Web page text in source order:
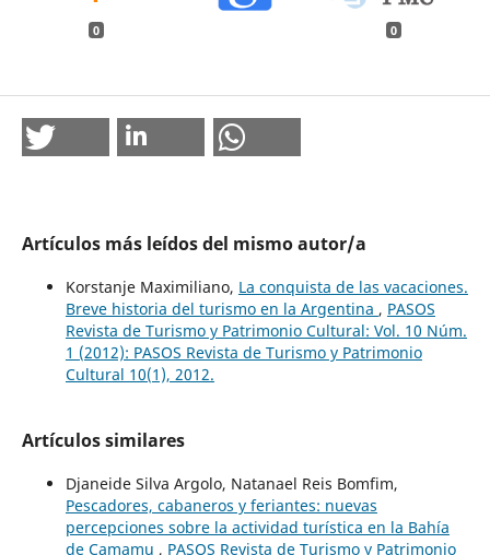
0 0
Artículos más leídos del mismo autor/a
Korstanje Maximiliano, La conquista de las vacaciones.
Breve historia del turismo en la Argentina , PASOS
Revista de Turismo y Patrimonio Cultural: Vol. 10 Núm.
1 (2012): PASOS Revista de Turismo y Patrimonio
Cultural 10(1), 2012.
Artículos similares
Djaneide Silva Argolo, Natanael Reis Bomfim,
Pescadores, cabaneros y feriantes: nuevas
percepciones sobre la actividad turística en la Bahía
de Camamu , PASOS Revista de Turismo y Patrimonio